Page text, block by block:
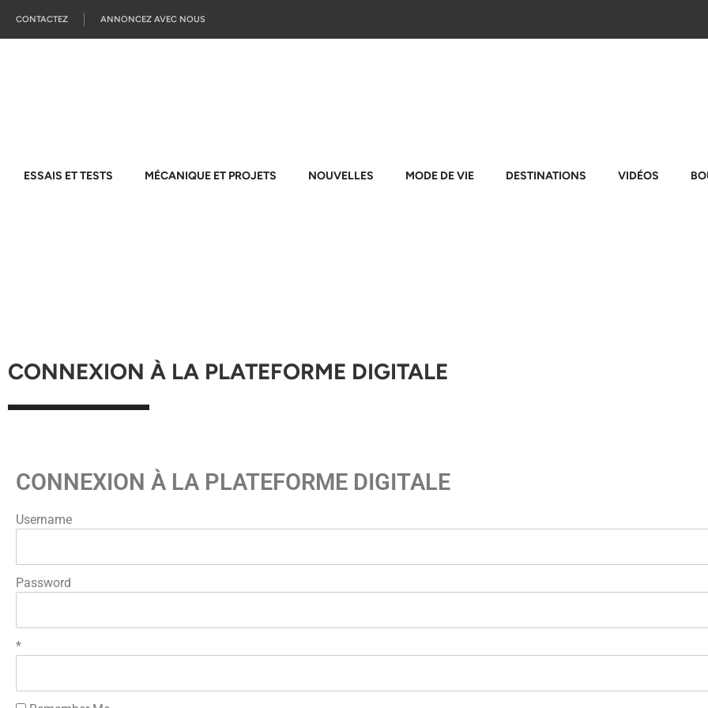
CONTACTEZ ANNONCEZ AVEC NOUS
ESSAIS ET TESTS MÉCANIQUE ET PROJETS NOUVELLES MODE DE VIE DESTINATIONS VIDÉOS
CONNEXION À LA PLATEFORME DIGITALE
CONNEXION À LA PLATEFORME DIGITALE
Username
Password
*